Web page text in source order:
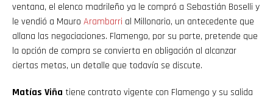
ventana, el elenco madrileño ya le compró a Sebastián Boselli y
le vendió a Mauro Arambarri al Millonario, un antecedente que
allana las negociaciones. Flamengo, por su parte, pretende que
la opción de compra se convierta en obligación al alcanzar
ciertas metas, un detalle que todavía se discute.
Matías Viña tiene contrato vigente con Flamengo y su salida